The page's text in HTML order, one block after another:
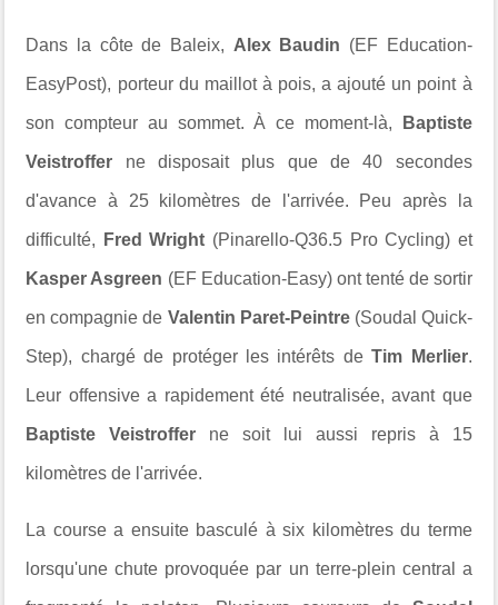
Dans la côte de Baleix, Alex Baudin (EF Education-
EasyPost), porteur du maillot à pois, a ajouté un point à
son compteur au sommet. À ce moment-là, Baptiste
Veistroffer ne disposait plus que de 40 secondes
d'avance à 25 kilomètres de l'arrivée. Peu après la
difficulté, Fred Wright (Pinarello-Q36.5 Pro Cycling) et
Kasper Asgreen (EF Education-Easy) ont tenté de sortir
en compagnie de Valentin Paret-Peintre (Soudal Quick-
Step), chargé de protéger les intérêts deTim Merlier.
Leur offensive a rapidement été neutralisée, avant que
Baptiste Veistroffer ne soit lui aussi repris à 15
kilomètres de l'arrivée.
La course a ensuite basculé à six kilomètres du terme
lorsqu'une chute provoquée par un terre-plein central a